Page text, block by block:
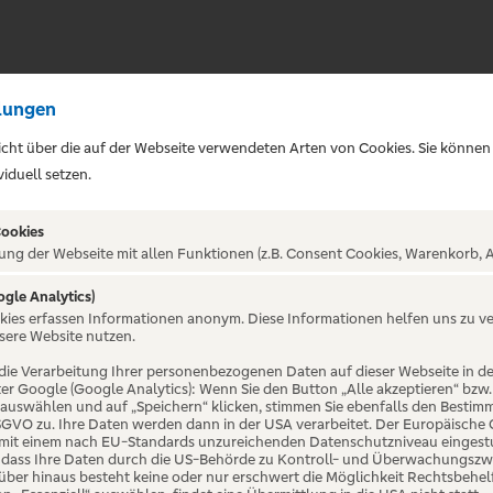
NICHT
über die auf der Webseite verwendeten Arten von Cookies. Sie
setzen.
der Webseite mit allen Funktionen (z.B. Consent Cookies, Warenkorb,
Analytics)
erfassen Informationen anonym. Diese Informationen helfen uns zu
Website nutzen.
Verarbeitung Ihrer personenbezogenen Daten auf dieser Webseite in
Google (Google Analytics): Wenn Sie den Button „Alle akzeptieren“
und auf „Speichern“ klicken, stimmen Sie ebenfalls den
zu. Ihre Daten werden dann in der USA verarbeitet. Der
einem nach EU-Standards unzureichenden Datenschutzniveau
Ihre Daten durch die US-Behörde zu Kontroll- und
hinaus besteht keine oder nur erschwert die Möglichkeit